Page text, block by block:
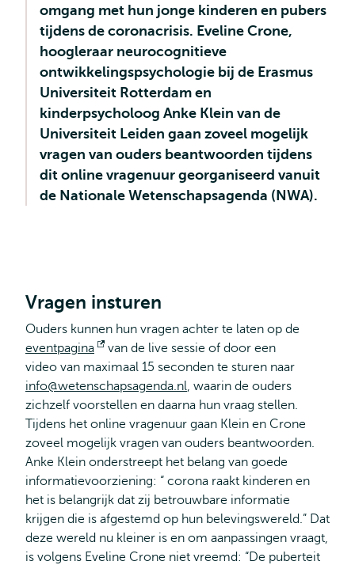
omgang met hun jonge kinderen en pubers
tijdens de coronacrisis. Eveline Crone,
hoogleraar neurocognitieve
ontwikkelingspsychologie bij de Erasmus
Universiteit Rotterdam en
kinderpsycholoog Anke Klein van de
Universiteit Leiden gaan zoveel mogelijk
vragen van ouders beantwoorden tijdens
dit online vragenuur georganiseerd vanuit
de Nationale Wetenschapsagenda (NWA).
Vragen insturen
Ouders kunnen hun vragen achter te laten op de
eventpagina
Opent
extern
van de live sessie of door een
video van maximaal 15 seconden te sturen naar
info@wetenschapsagenda.nl, waarin de ouders
zichzelf voorstellen en daarna hun vraag stellen.
Tijdens het online vragenuur gaan Klein en Crone
zoveel mogelijk vragen van ouders beantwoorden.
Anke Klein onderstreept het belang van goede
informatievoorziening: “ corona raakt kinderen en
het is belangrijk dat zij betrouwbare informatie
krijgen die is afgestemd op hun belevingswereld.” Dat
deze wereld nu kleiner is en om aanpassingen vraagt,
is volgens Eveline Crone niet vreemd: “De puberteit